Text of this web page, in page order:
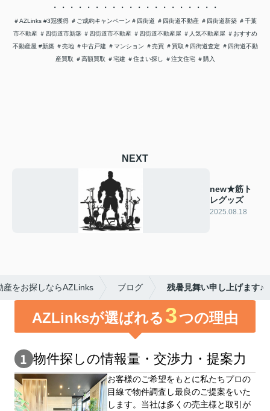
・・・・・・・・・・・・・・・・・・・・
＃AZLinks #3冠獲得 ＃ ご成約キャンペーン ＃四街道 ＃四街道不動産 ＃四街道新築 ＃千葉
市不動産 ＃四街道市新築 ＃四街道市不動産 ＃四街道不動産屋 ＃人気不動産屋 ＃おすすめ
不動産屋 #新築 ＃売地 ＃中古戸建 ＃マンション ＃売買 ＃買取 ＃四街道査定 ＃四街道不動
産買取 ＃高額買取 ＃宅建 ＃住まい探し
＃注文住宅 ＃購入
NEXT
new★筋ト
レグッズ
2025.08.18
産をお探しならAZLinks ブログ 残暑見舞い申し上げます♪
AZLinksが選ばれる 3つの理由
物件探しの情報量・交渉⼒・提案⼒
お客様のご希望をもとに私たちプロの
目線で物件調査し最良のご提案をいた
します。当社は多くの売主様と取引が